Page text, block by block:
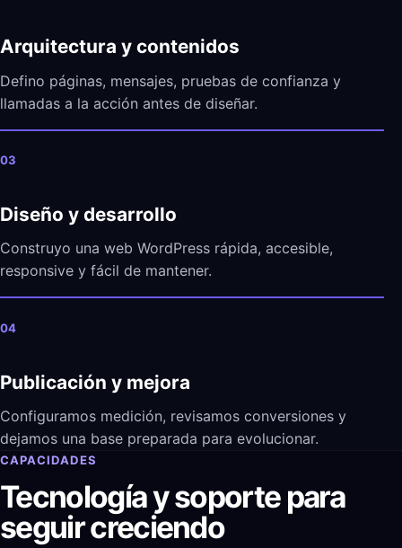
Arquitectura y contenidos
Defino páginas, mensajes, pruebas de confianza y
llamadas a la acción antes de diseñar.
03
Diseño y desarrollo
Construyo una web WordPress rápida, accesible,
responsive y fácil de mantener.
04
Publicación y mejora
Configuramos medición, revisamos conversiones y
dejamos una base preparada para evolucionar.
CAPACIDADES
Tecnología y soporte para
seguir creciendo